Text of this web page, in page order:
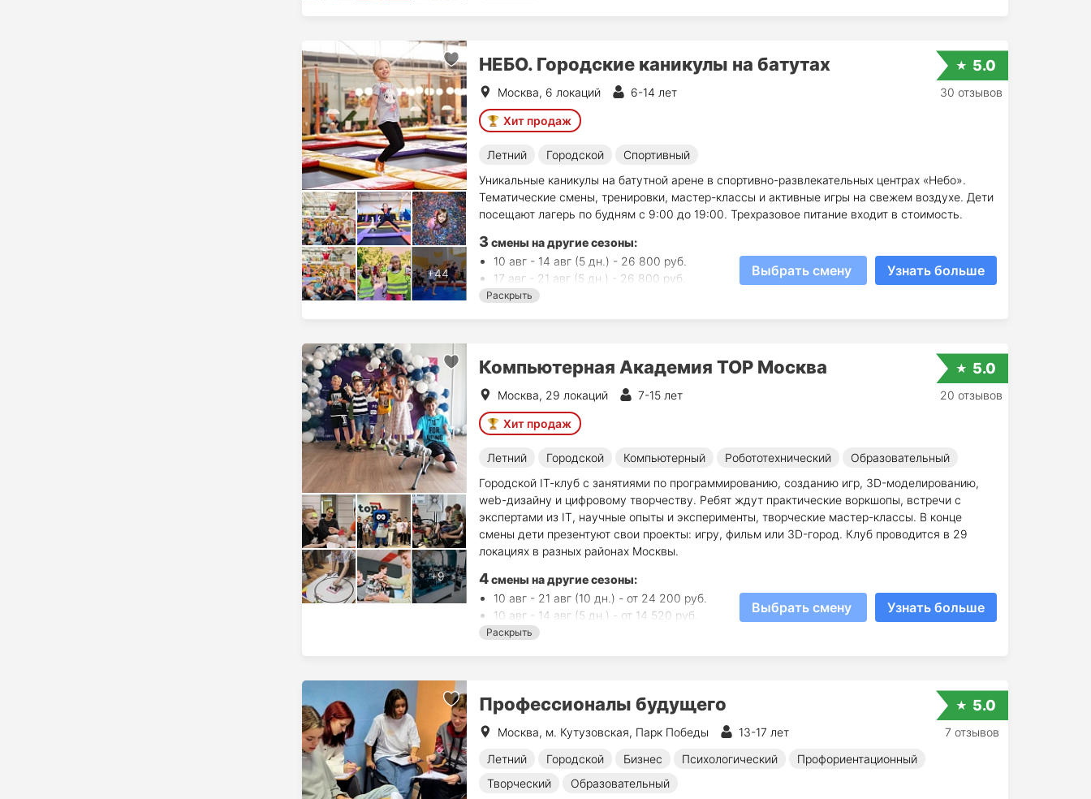
НЕБО. Городские каникулы на батутах
Москва, 6 локаций 6-14 лет
Хит продаж
Летний Городской
Спортивный
Уникальные каникулы на батутной арене в спортивно-развлекательных центрах «Небо».
Тематические смены, тренировки, мастер-классы и активные игры на свежем воздухе. Дети
посещают лагерь по будням с 9:00 до 19:00. Трехразовое питание входит в стоимость.
3 смены на другие сезоны:
10 авг - 14 авг (5 дн.) - 26 800 руб.
17 авг - 21 авг (5 дн.) - 26 800 руб.
24 авг - 28 авг (5 дн.) - 26 800 руб.
Раскрыть
Выбрать смену Узнать больше
5.0
30 отзывов
Компьютерная Академия TOP Москва
Москва, 29 локаций 7-15 лет
Хит продаж
Летний Городской Компьютерный Робототехнический
Образовательный
Городской IT‑клуб c занятиями по программированию, созданию игр, 3D-моделированию,
web-дизайну и цифровому творчеству. Ребят ждут практические воркшопы, встречи с
экспертами из IT, научные опыты и эксперименты, творческие мастер-классы. В конце
смены дети презентуют свои проекты: игру, фильм или 3D-город. Клуб проводится в 29
локациях в разных районах Москвы.
4смены на другие сезоны:
10 авг - 21 авг (10 дн.) - от 24 200 руб.
10 авг - 14 авг (5 дн.) - от 14 520 руб.
17 авг - 21 авг (5 дн.) - от 14 520 руб.
Раскрыть
Выбрать смену Узнать больше
5.0
20 отзывов
Профессионалы будущего
Москва, м. Кутузовская, Парк Победы
13-17 лет
Летний
Городской Бизнес Психологический
Профориентационный
Творческий
Образовательный
5.0
7 отзывов